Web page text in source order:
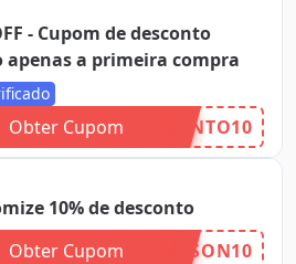
- Cupom de desconto
apenas a primeira compra
Obter Cupom NTO10
10% de desconto
Obter Cupom
SON10